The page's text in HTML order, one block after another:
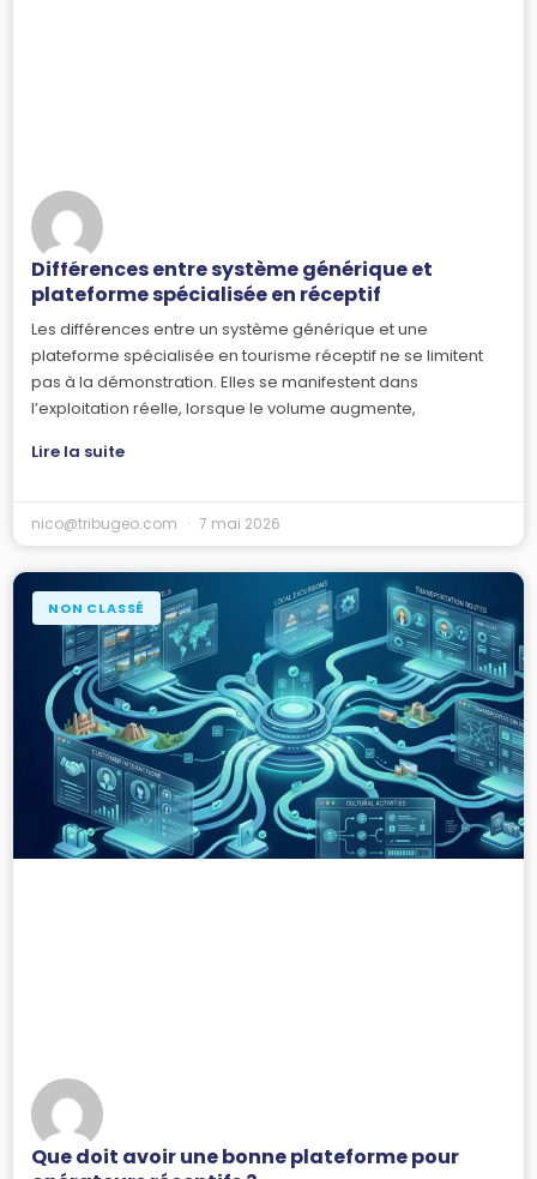
Différences entre système générique et
plateforme spécialisée en réceptif
Les différences entre un système générique et une
plateforme spécialisée en tourisme réceptif ne se limitent
pas à la démonstration. Elles se manifestent dans
l’exploitation réelle, lorsque le volume augmente,
Lire la suite
nico@tribugeo.com 7 mai 2026
NON CLASSÉ
Que doit avoir une bonne plateforme pour